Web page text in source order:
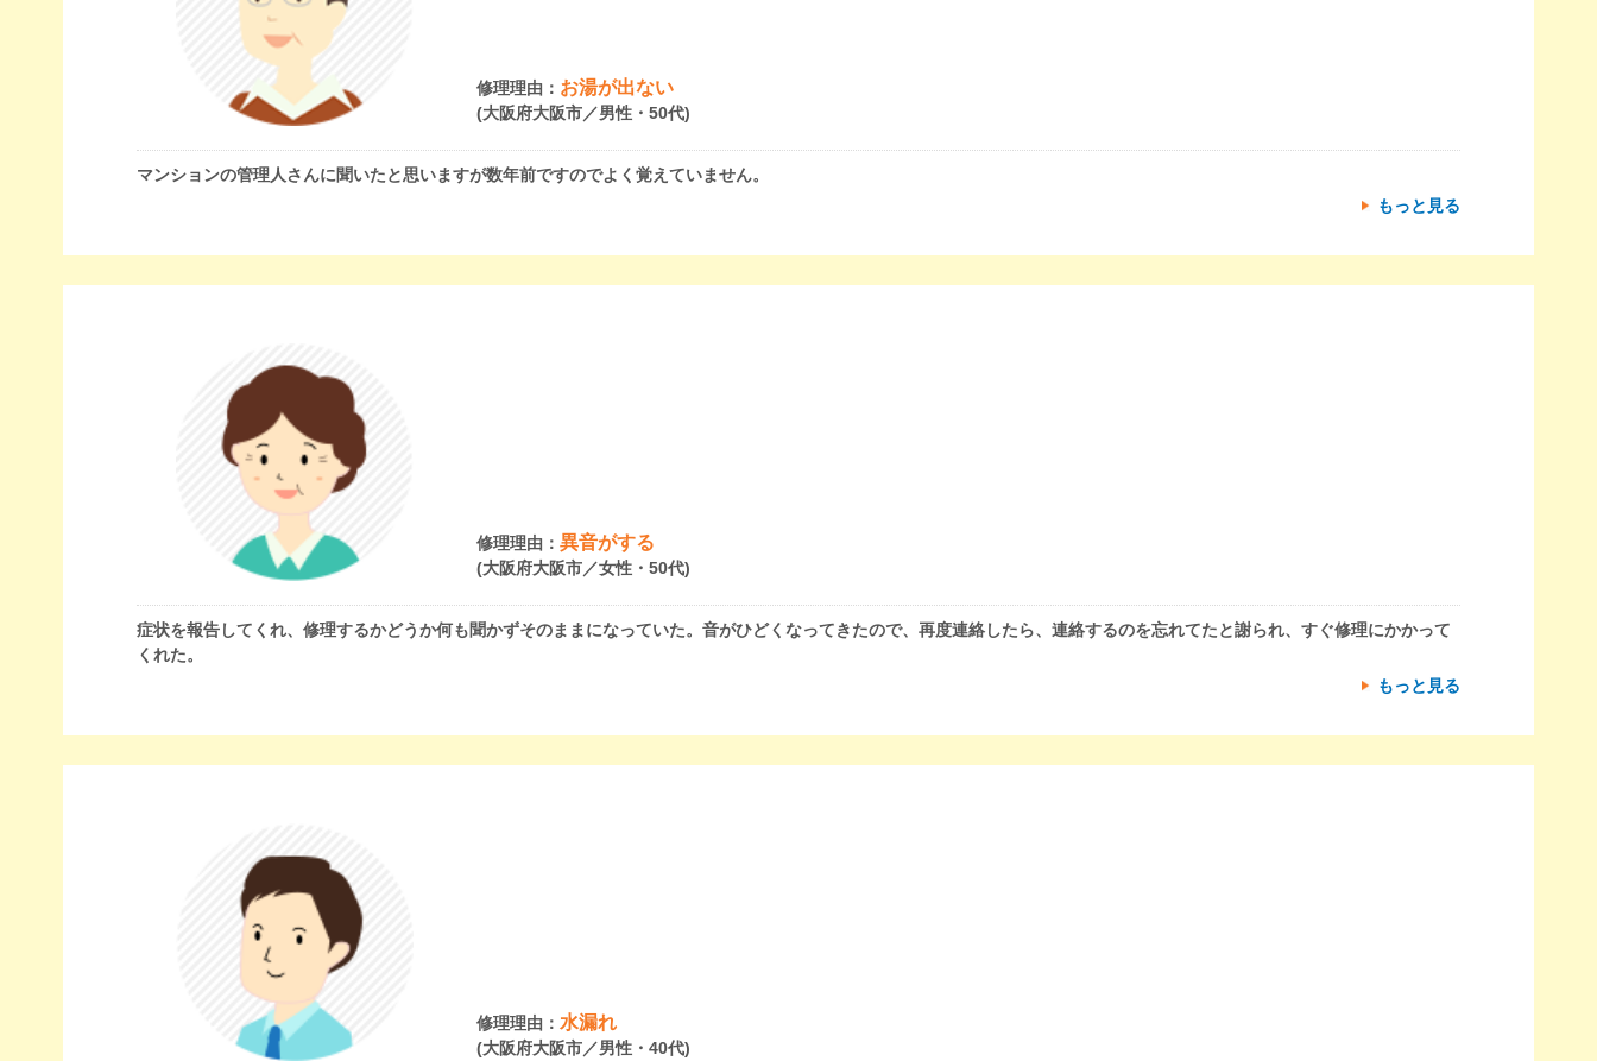
修理理由： お湯が出ない
(大阪府大阪市／男性・50代)
マンションの管理人さんに聞いたと思いますが数年前ですのでよく覚えていません。
もっと見る
修理理由：異音がする
(大阪府大阪市／女性・50代)
症状を報告してくれ、修理するかどうか何も聞かずそのままになっていた。音がひどくなってきたので、再度連絡したら、連絡するのを忘れてたと謝られ、すぐ修理にかかって
くれた。
もっと見る
修理理由：水漏れ
(大阪府大阪市／男性・40代)